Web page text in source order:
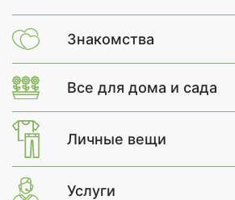
Знакомства
Все для дома и сада
Личные вещи
Услуги